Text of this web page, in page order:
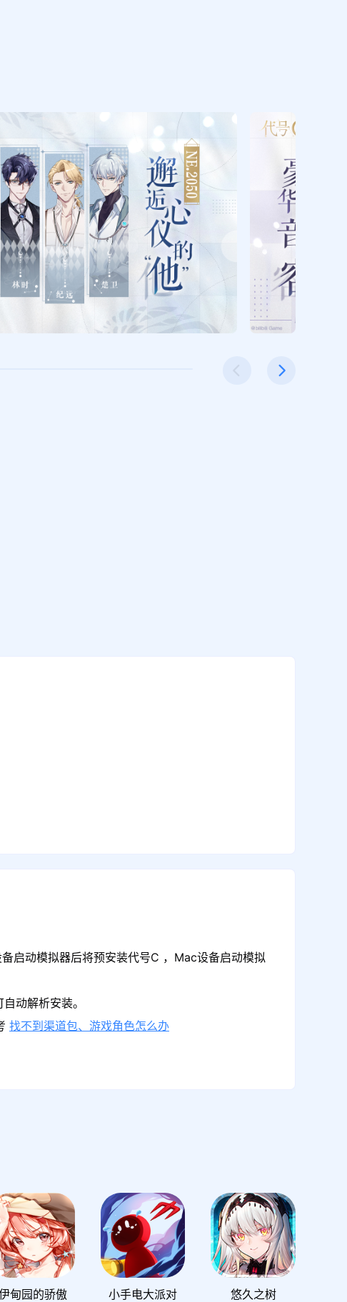
启动模拟器后将预安装代号C ，Mac设备启动模拟
动解析安装。
找不到渠道包、游戏角色怎么办
甸园的骄傲 小手电大派对 悠久之树